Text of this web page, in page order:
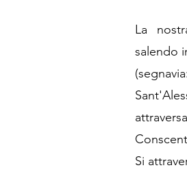
La
salendo
Si